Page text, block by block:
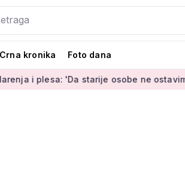
Crna kronika Foto dana
'Da starije osobe ne ostavimo same'